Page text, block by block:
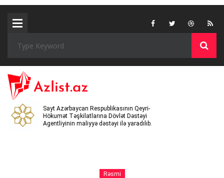
Sayt Azərbaycan Respublikasının Qeyri-
Hökumət Təşkilatlarına Dövlət Dəstəyi
Agentliyinin maliyyə dəstəyi ilə yaradılıb.
Rəsmi